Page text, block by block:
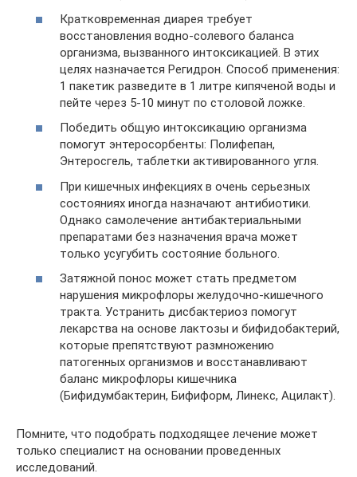
Кратковременная диарея требует
восстановления водно-солевого баланса
организма, вызванного интоксикацией. В этих
целях назначается Регидрон. Способ применения:
1 пакетик разведите в 1 литре кипяченой воды и
пейте через 5-10 минут по столовой ложке.
Победить общую интоксикацию организма
помогут энтеросорбенты: Полифепан,
Энтеросгель, таблетки активированного угля.
При кишечных инфекциях в очень серьезных
состояниях иногда назначают антибиотики.
Однако самолечение антибактериальными
препаратами без назначения врача может
только усугубить состояние больного.
Затяжной понос может стать предметом
нарушения микрофлоры желудочно-кишечного
тракта. Устранить дисбактериоз помогут
лекарства на основе лактозы и бифидобактерий,
которые препятствуют размножению
патогенных организмов и восстанавливают
баланс микрофлоры кишечника
(Бифидумбактерин, Бифиформ, Линекс, Ацилакт).
Помните, что подобрать подходящее лечение может
только специалист на основании проведенных
исследований.